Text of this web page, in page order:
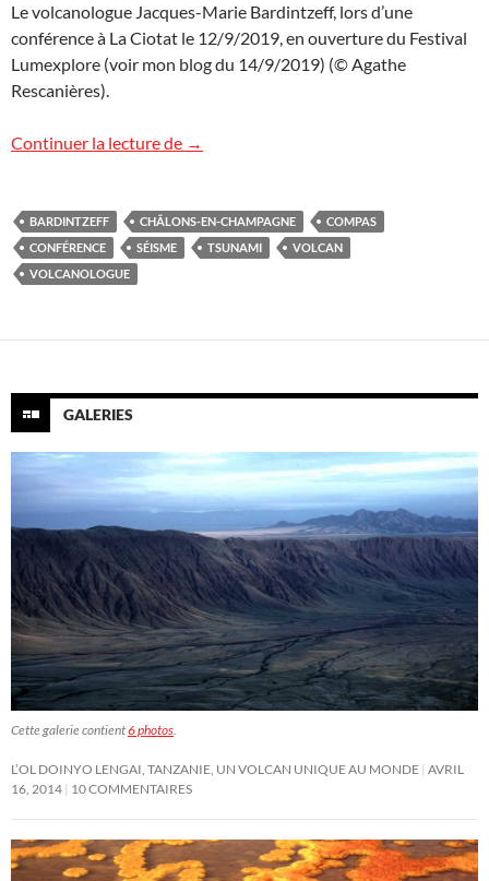
Le volcanologue Jacques-Marie Bardintzeff, lors d’une
conférence à La Ciotat le 12/9/2019, en ouverture du Festival
Lumexplore (voir mon blog du 14/9/2019) (© Agathe
Rescanières).
Continuer la lecture de Conférence « Volcans » à Châlons-en-
→
BARDINTZEFF CHÂLONS-EN-CHAMPAGNE
COMPAS
CONFÉRENCE
SÉISME TSUNAMI
VOLCAN
VOLCANOLOGUE
GALERIES
Cette galerie contient6 photos.
L’OL DOINYO LENGAI, TANZANIE, UN VOLCAN UNIQUE AU MONDE AVRIL
16, 2014 10 COMMENTAIRES